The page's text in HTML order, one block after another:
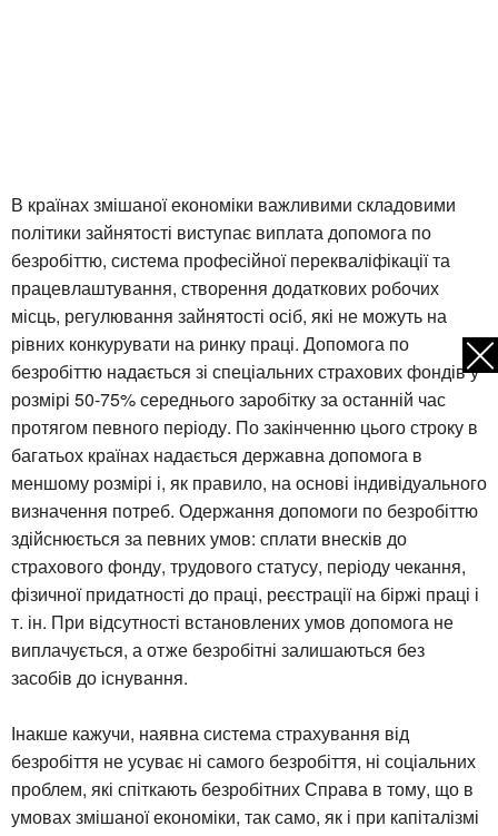
В країнах змішаної економіки важливими складовими
політики зайнятості виступає виплата допомога по
безробіттю, система професійної перекваліфікації та
працевлаштування, створення додаткових робочих
місць, регулювання зайнятості осіб, які не можуть на
рівних конкурувати на ринку праці. Допомога по
безробіттю надається зі спеціальних страхових фондів у
розмірі 50-75% середнього заробітку за останній час
протягом певного періоду. По закінченню цього строку в
багатьох країнах надається державна допомога в
меншому розмірі і, як правило, на основі індивідуального
визначення потреб. Одержання допомоги по безробіттю
здійснюється за певних умов: сплати внесків до
страхового фонду, трудового статусу, періоду чекання,
фізичної придатності до праці, реєстрації на біржі праці і
т. ін. При відсутності встановлених умов допомога не
виплачується, а отже безробітні залишаються без
засобів до існування.
Інакше кажучи, наявна система страхування від
безробіття не усуває ні самого безробіття, ні соціальних
проблем, які спіткають безробітних Справа в тому, що в
умовах змішаної економіки, так само, як і при капіталізмі